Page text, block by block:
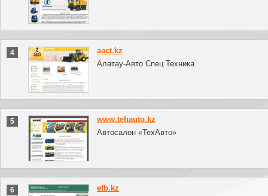
4
aact.kz
Алатау-Авто Спец Техника
5
www.tehauto.kz
Автосалон «ТехАвто»
6
efb.kz